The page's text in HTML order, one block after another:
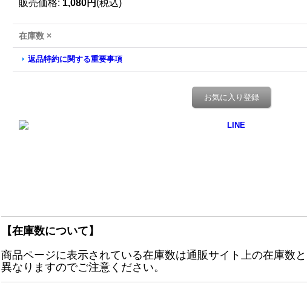
販売価格: 1,080円 (税込)
在庫数 ×
返品特約に関する重要事項
お気に入り登録
【在庫数について】
商品ページに表示されている在庫数は通販サイト上の在庫数
異なりますのでご注意ください。